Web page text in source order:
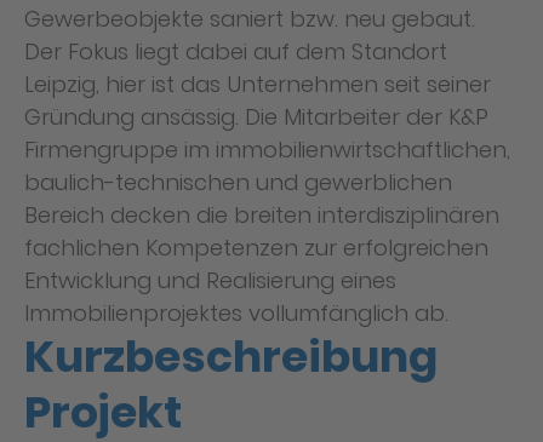
Gewerbeobjekte saniert bzw. neu gebaut.
Der Fokus liegt dabei auf dem Standort
Leipzig, hier ist das Unternehmen seit seiner
Gründung ansässig. Die Mitarbeiter der K&P
Firmengruppe im immobilienwirtschaftlichen,
baulich-technischen und gewerblichen
Bereich decken die breiten interdisziplinären
fachlichen Kompetenzen zur erfolgreichen
Entwicklung und Realisierung eines
Immobilienprojektes vollumfänglich ab.
Kurzbeschreibung
Projekt